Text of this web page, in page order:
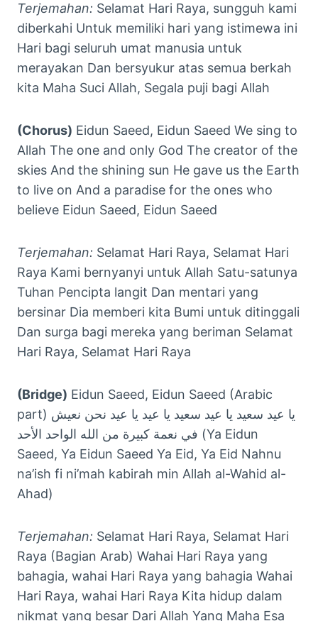
Terjemahan: Selamat Hari Raya, sungguh kami
diberkahi Untuk memiliki hari yang istimewa ini
Hari bagi seluruh umat manusia untuk
merayakan Dan bersyukur atas semua berkah
kita Maha Suci Allah, Segala puji bagi Allah
(Chorus) Eidun Saeed, Eidun Saeed We sing to
Allah The one and only God The creator of the
skies And the shining sun He gave us the Earth
to live on And a paradise for the ones who
believe Eidun Saeed, Eidun Saeed
Terjemahan: Selamat Hari Raya, Selamat Hari
Raya Kami bernyanyi untuk Allah Satu-satunya
Tuhan Pencipta langit Dan mentari yang
bersinar Dia memberi kita Bumi untuk ditinggali
Dan surga bagi mereka yang beriman Selamat
Hari Raya, Selamat Hari Raya
(Bridge) Eidun Saeed, Eidun Saeed (Arabic
part) يا عيد سعيد يا عيد سعيد يا عيد يا عيد نحن نعيش
في نعمة كبيرة من الله الواحد الأحد (Ya Eidun
Saeed, Ya Eidun Saeed Ya Eid, Ya Eid Nahnu
na’ish fi ni’mah kabirah min Allah al-Wahid al-
Ahad)
Terjemahan: Selamat Hari Raya, Selamat Hari
Raya (Bagian Arab) Wahai Hari Raya yang
bahagia, wahai Hari Raya yang bahagia Wahai
Hari Raya, wahai Hari Raya Kita hidup dalam
nikmat yang besar Dari Allah Yang Maha Esa